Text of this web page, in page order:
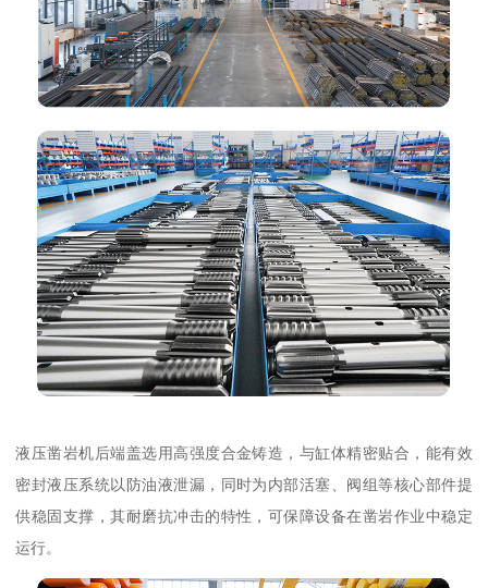
液压凿岩机后端盖选用高强度合金铸造，与缸体精密贴合，能有效
密封液压系统以防油液泄漏，同时为内部活塞、阀组等核心部件提
供稳固支撑，其耐磨抗冲击的特性，可保障设备在凿岩作业中稳定
运行。